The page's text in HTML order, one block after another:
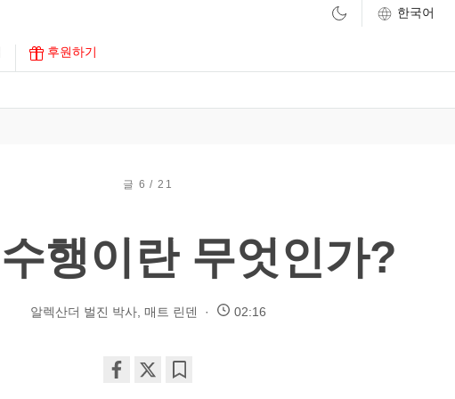
후원하기
글 6 / 21
행이란 무엇인가?
알렉산더 벌진 박사, 매트 린덴 02:16